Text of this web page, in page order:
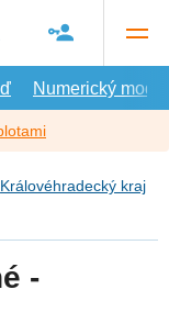
Numerický model
Královéhradecký kraj
-